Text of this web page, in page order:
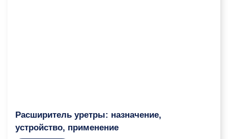
Расширитель уретры: назначение,
устройство, применение